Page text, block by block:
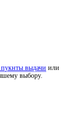
выдачи или
выбору.